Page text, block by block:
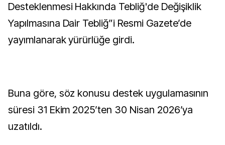
Desteklenmesi Hakkında Tebliğ'de Değişiklik
Yapılmasına Dair Tebliğ”i Resmi Gazete’de
yayımlanarak yürürlüğe girdi.
Buna göre, söz konusu destek uygulamasının
süresi 31 Ekim 2025’ten 30 Nisan 2026’ya
uzatıldı.